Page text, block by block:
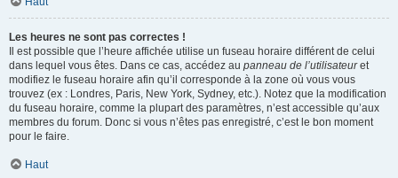
Les heures ne sont pas correctes !
Il est possible que l’heure affichée utilise un fuseau horaire différent de celui
dans lequel vous êtes. Dans ce cas, accédez au panneau de l’utilisateuret
modifiez le fuseau horaire afin qu’il corresponde à la zone où vous vous
trouvez (ex : Londres, Paris, New York, Sydney, etc.). Notez que la modification
du fuseau horaire, comme la plupart des paramètres, n’est accessible qu’aux
membres du forum. Donc si vous n’êtes pas enregistré, c’est le bon moment
pour le faire.
Haut